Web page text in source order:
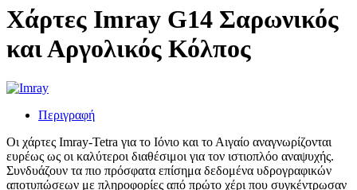
Χάρτες Imray G14 Σαρωνικός
και Αργολικός Κόλπος
Περιγραφή
Οι χάρτες Imray-Tetra για το Ιόνιο και το Αιγαίο αναγνωρίζονται
ευρέως ως οι καλύτεροι διαθέσιμοι για τον ιστιοπλόο αναψυχής.
Συνδυάζουν τα πιο πρόσφατα επίσημα δεδομένα υδρογραφικών
αποτυπώσεων με πληροφορίες από πρώτο χέρι που συγκέντρωσαν